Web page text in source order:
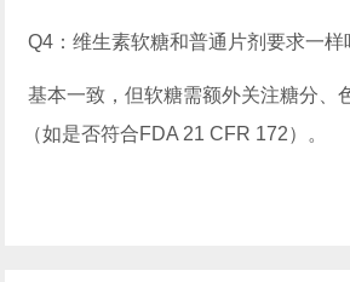
Q4：维生素软糖和普通片剂要求一样
基本一致，但软糖需额外关注糖分、
（如是否符合FDA 21 CFR 172）。